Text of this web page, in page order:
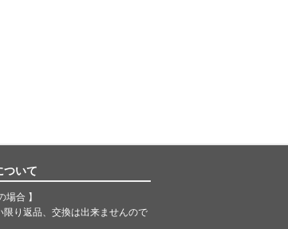
ついて
場合 】
限り返品、交換は出来ませんので